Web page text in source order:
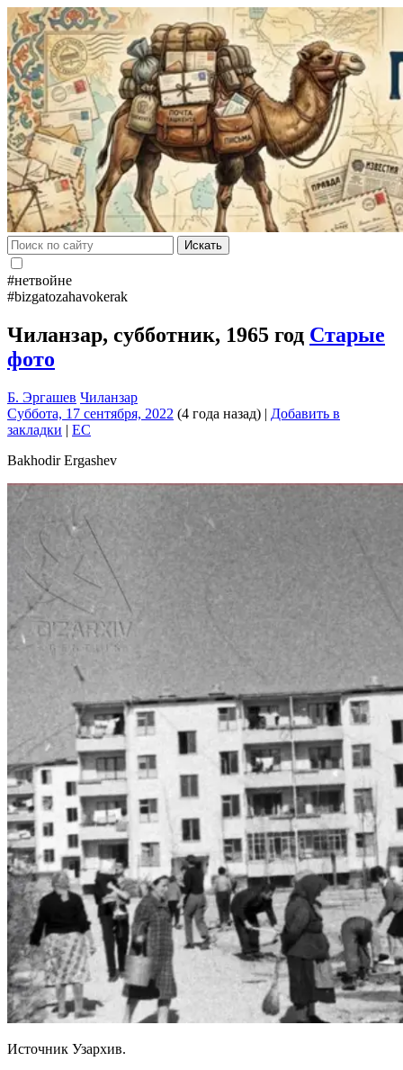
Искать
#нетвойне
#bizgatozahavokerak
Чиланзар, субботник, 1965 год Старые
фото
Б. Эргашев Чиланзар
Суббота, 17 сентября, 2022 (4 года назад) | Добавить в
закладки | EC
Bakhodir Ergashev
Источник Узархив.